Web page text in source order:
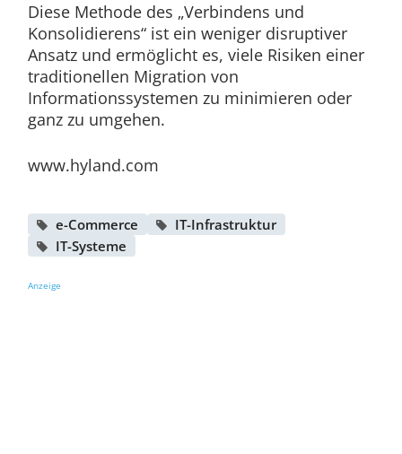
Diese Methode des „Verbindens und
Konsolidierens“ ist ein weniger disruptiver
Ansatz und ermöglicht es, viele Risiken einer
traditionellen Migration von
Informationssystemen zu minimieren oder
ganz zu umgehen.
www.hyland.com
e-Commerce
IT-Infrastruktur
IT-Systeme
Anzeige